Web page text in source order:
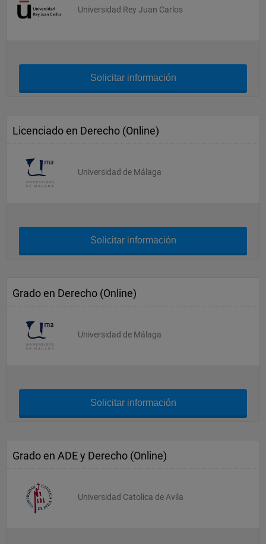
Universidad Rey Juan Carlos
Solicitar información
Licenciado en Derecho (Online)
Universidad de Málaga
Solicitar información
Grado en Derecho (Online)
Universidad de Málaga
Solicitar información
Grado en ADE y Derecho (Online)
Universidad Catolica de Avila